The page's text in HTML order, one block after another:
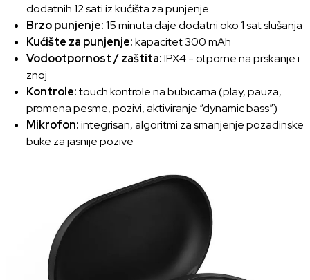
dodatnih 12 sati iz kućišta za punjenje
Brzo punjenje:15 minuta daje dodatni oko 1 sat slušanja
Kućište za punjenje:kapacitet 300 mAh
Vodootpornost / zaštita:IPX4 - otporne na prskanje i
znoj
Kontrole:touch kontrole na bubicama (play, pauza,
promena pesme, pozivi, aktiviranje “dynamic bass”)
Mikrofon:integrisan, algoritmi za smanjenje pozadinske
buke za jasnije pozive